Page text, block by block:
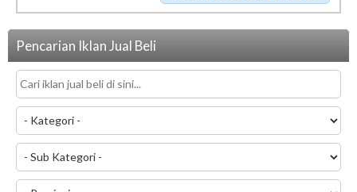
Pencarian Iklan Jual Beli